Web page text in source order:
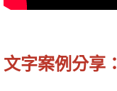
文字案例分享：